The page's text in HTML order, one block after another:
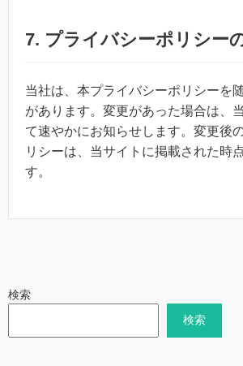
7. プライバシーポリシー
当社は、本プライバシーポリシーを
があります。変更があった場合は、
て速やかにお知らせします。変更後
リシーは、当サイトに掲載された時
す。
検索
検索